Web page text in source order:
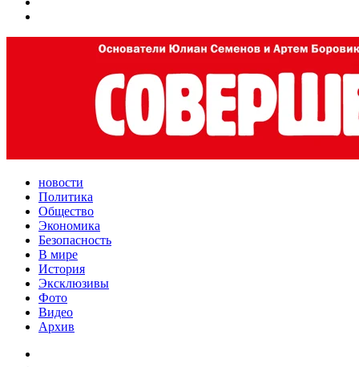
новости
Политика
Общество
Экономика
Безопасность
В мире
История
Эксклюзивы
Фото
Видео
Архив